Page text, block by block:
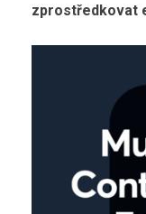
zprostředkovat